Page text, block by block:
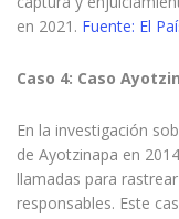
en 2021. Fuente: El
Caso 4: Caso
En la investigación
de Ayotzinapa en
llamadas para
responsables. Este